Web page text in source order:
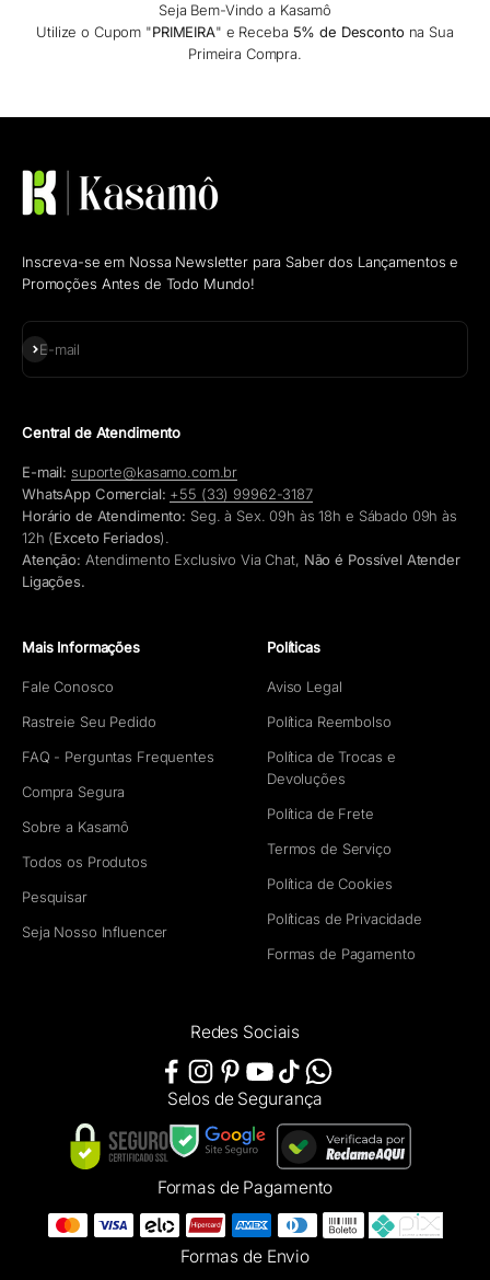
Seja Bem-Vindo a Kasamô
Utilize o Cupom "PRIMEIRA" e Receba 5% de Desconto na Sua
Primeira Compra.
Inscreva-se em Nossa Newsletter para Saber dos Lançamentos e
Promoções Antes de Todo Mundo!
E-mail
Assinar
Central de Atendimento
E-mail: suporte@kasamo.com.br
WhatsApp Comercial: +55 (33) 99962-3187
Horário de Atendimento: Seg. à Sex. 09h às 18h e Sábado 09h às
12h (Exceto Feriados).
Atenção: Atendimento Exclusivo Via Chat, Não é Possível Atender
Ligações.
Mais Informações
Fale Conosco
Rastreie Seu Pedido
FAQ - Perguntas Frequentes
Compra Segura
Sobre a Kasamô
Todos os Produtos
Pesquisar
Seja Nosso Influencer
Políticas
Aviso Legal
Política Reembolso
Política de Trocas e
Devoluções
Política de Frete
Termos de Serviço
Política de Cookies
Políticas de Privacidade
Formas de Pagamento
Redes Sociais
Selos de Segurança
Formas de Pagamento
Formas de Envio